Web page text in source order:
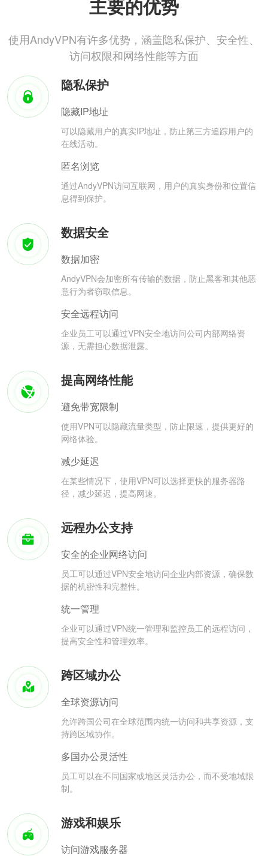
主要的优势
使用AndyVPN有许多优势，涵盖隐私保护、安全性、
访问权限和网络性能等方面
隐私保护
隐藏IP地址
可以隐藏用户的真实IP地址，防止第三方追踪用户的
在线活动。
匿名浏览
通过AndyVPN访问互联网，用户的真实身份和位置信
息得到保护。
数据安全
数据加密
AndyVPN会加密所有传输的数据，防止黑客和其他恶
意行为者窃取信息。
安全远程访问
企业员工可以通过VPN安全地访问公司内部网络资
源，无需担心数据泄露。
提高网络性能
避免带宽限制
使用VPN可以隐藏流量类型，防止限速，提供更好的
网络体验。
减少延迟
在某些情况下，使用VPN可以选择更快的服务器路
径，减少延迟，提高网速。
远程办公支持
安全的企业网络访问
员工可以通过VPN安全地访问企业内部资源，确保数
据的机密性和完整性。
统一管理
企业可以通过VPN统一管理和监控员工的远程访问，
提高安全性和管理效率。
跨区域办公
全球资源访问
允许跨国公司在全球范围内统一访问和共享资源，支
持跨区域协作。
多国办公灵活性
员工可以在不同国家或地区灵活办公，而不受地域限
制。
游戏和娱乐
访问游戏服务器